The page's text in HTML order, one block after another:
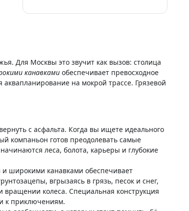
Для Москвы это звучит как вызов: столица
канавками обеспечивает превосходное
на мокрой трассе. Грязевой
с асфальта. Когда вы ищете идеального
компаньон готов преодолевать самые
леса, болота, карьеры и глубокие
и широкими канавками обеспечивает
вгрызаясь в грязь, песок и снег,
колеса. Специальная конструкция
к приключениям.